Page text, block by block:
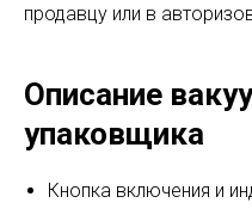
продавцу или в
Описание
упаковщика
Кнопка включения и